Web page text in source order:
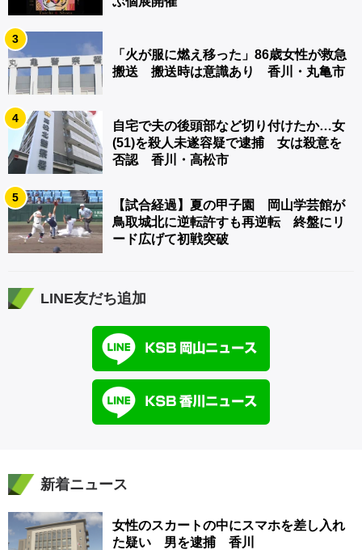
3
「火が服に燃え移った」86歳女性が救急
搬送 搬送時は意識あり 香川・丸亀市
4
自宅で夫の後頭部など切り付けたか…女
(51)を殺人未遂容疑で逮捕 女は殺意を
否認 香川・高松市
5
【試合経過】夏の甲子園 岡山学芸館が
鳥取城北に逆転許すも再逆転 終盤にリ
ード広げて初戦突破
LINE友だち追加
新着ニュース
女性のスカートの中にスマホを差し入れ
た疑い 男を逮捕 香川